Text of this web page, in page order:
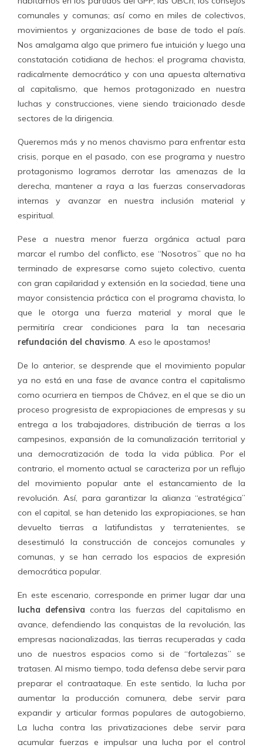
comunales y comunas; así como en miles de colectivos,
movimientos y organizaciones de base de todo el país.
Nos amalgama algo que primero fue intuición y luego una
constatación cotidiana de hechos: el programa chavista,
radicalmente democrático y con una apuesta alternativa
al capitalismo, que hemos protagonizado en nuestra
luchas y construcciones, viene siendo traicionado desde
sectores de la dirigencia.
Queremos más y no menos chavismo para enfrentar esta
crisis, porque en el pasado, con ese programa y nuestro
protagonismo logramos derrotar las amenazas de la
derecha, mantener a raya a las fuerzas conservadoras
internas y avanzar en nuestra inclusión material y
espiritual.
Pese a nuestra menor fuerza orgánica actual para
marcar el rumbo del conflicto, ese “Nosotros” que no ha
terminado de expresarse como sujeto colectivo, cuenta
con gran capilaridad y extensión en la sociedad, tiene una
mayor consistencia práctica con el programa chavista, lo
que le otorga una fuerza material y moral que le
permitiría crear condiciones para la tan necesaria
refundación del chavismo. A eso le apostamos!
De lo anterior, se desprende que el movimiento popular
ya no está en una fase de avance contra el capitalismo
como ocurriera en tiempos de Chávez, en el que se dio un
proceso progresista de expropiaciones de empresas y su
entrega a los trabajadores, distribución de tierras a los
campesinos, expansión de la comunalización territorial y
una democratización de toda la vida pública. Por el
contrario, el momento actual se caracteriza por un reflujo
del movimiento popular ante el estancamiento de la
revolución. Así, para garantizar la alianza “estratégica”
con el capital, se han detenido las expropiaciones, se han
devuelto tierras a latifundistas y terratenientes, se
desestimuló la construcción de concejos comunales y
comunas, y se han cerrado los espacios de expresión
democrática popular.
En este escenario, corresponde en primer lugar dar una
lucha defensiva contra las fuerzas del capitalismo en
avance, defendiendo las conquistas de la revolución, las
empresas nacionalizadas, las tierras recuperadas y cada
uno de nuestros espacios como si de “fortalezas” se
tratasen. Al mismo tiempo, toda defensa debe servir para
preparar el contraataque. En este sentido, la lucha por
aumentar la producción comunera, debe servir para
expandir y articular formas populares de autogobierno,
La lucha contra las privatizaciones debe servir para
acumular fuerzas e impulsar una lucha por el control